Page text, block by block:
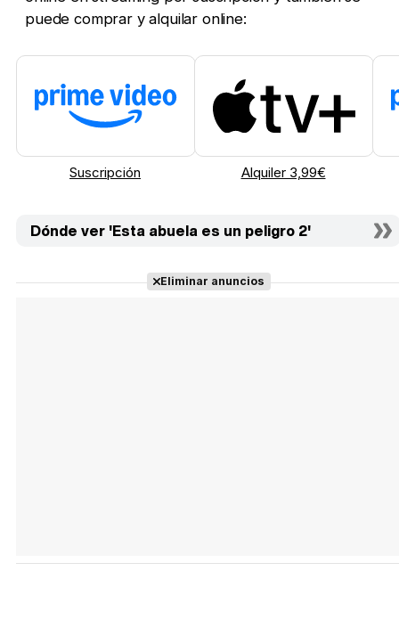
puede comprar y alquilar online:
Suscripción Alquiler 3,99€
Dónde ver 'Esta abuela es un peligro 2'
Eliminar anuncios